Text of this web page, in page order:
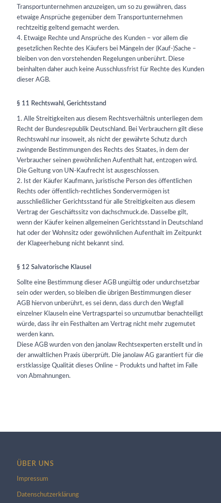
Transportunternehmen anzuzeigen, um so zu gewähren, dass
etwaige Ansprüche gegenüber dem Transportunternehmen
rechtzeitig geltend gemacht werden.
4. Etwaige Rechte und Ansprüche des Kunden – vor allem die
gesetzlichen Rechte des Käufers bei Mängeln der (Kauf-)Sache –
bleiben von den vorstehenden Regelungen unberührt. Diese
beinhalten daher auch keine Ausschlussfrist für Rechte des Kunden
dieser AGB.
§ 11 Rechtswahl, Gerichtsstand
1. Alle Streitigkeiten aus diesem Rechtsverhältnis unterliegen dem
Recht der Bundesrepublik Deutschland. Bei Verbrauchern gilt diese
Rechtswahl nur insoweit, als nicht der gewährte Schutz durch
zwingende Bestimmungen des Rechts des Staates, in dem der
Verbraucher seinen gewöhnlichen Aufenthalt hat, entzogen wird.
Die Geltung von UN-Kaufrecht ist ausgeschlossen.
2. Ist der Käufer Kaufmann, juristische Person des öffentlichen
Rechts oder öffentlich-rechtliches Sondervermögen ist
ausschließlicher Gerichtsstand für alle Streitigkeiten aus diesem
Vertrag der Geschäftssitz von dachschmuck.de. Dasselbe gilt,
wenn der Käufer keinen allgemeinen Gerichtsstand in Deutschland
hat oder der Wohnsitz oder gewöhnlichen Aufenthalt im Zeitpunkt
der Klageerhebung nicht bekannt sind.
§ 12 Salvatorische Klausel
Sollte eine Bestimmung dieser AGB ungültig oder undurchsetzbar
sein oder werden, so bleiben die übrigen Bestimmungen dieser
AGB hiervon unberührt, es sei denn, dass durch den Wegfall
einzelner Klauseln eine Vertragspartei so unzumutbar benachteiligt
würde, dass ihr ein Festhalten am Vertrag nicht mehr zugemutet
werden kann.
Diese AGB wurden von den janolaw Rechtsexperten erstellt und in
der anwaltlichen Praxis überprüft. Die janolaw AG garantiert für die
erstklassige Qualität dieses Online – Produkts und haftet im Falle
von Abmahnungen.
ÜBER UNS
Impressum
Datenschutzerklärung